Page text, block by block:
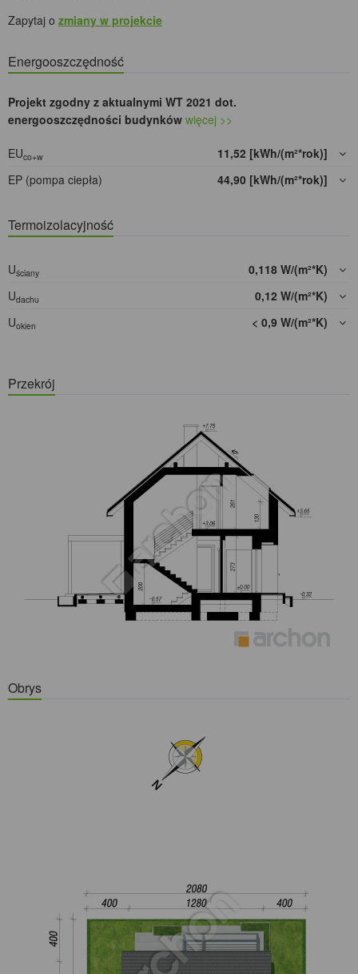
Zapytaj o zmiany w projekcie
Energooszczędność
Projekt zgodny z aktualnymi WT 2021 dot.
energooszczędności budynków więcej >>
EUco+w
11,52 [kWh/(m²*rok)]
EP (pompa ciepła)
44,90 [kWh/(m²*rok)]
Termoizolacyjność
Uściany
0,118 W/(m²*K)
Udachu
0,12 W/(m²*K)
Uokien < 0,9 W/(m²*K)
Przekrój
Obrys